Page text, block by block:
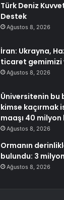
Türk Deniz
Destek
Ağustos 8, 2026
İran: Ukrayna,
ticaret gemimizi
Ağustos 8, 2026
Üniversitenin bu
kimse kaçırmak
maaşı 40 milyon
Ağustos 8, 2026
Ormanın
bulundu: 3
Ağustos 8, 2026